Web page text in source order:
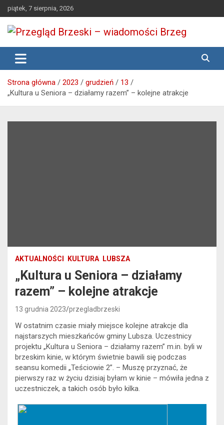
Skip
to
content
piątek, 7 sierpnia, 2026
Przegląd Brzeski – wiadomości
Brzeg
Brzeg24
Strona główna 2023 grudzień
13
„Kultura u Seniora – działamy razem” – kolejne atrakcje
AKTUALNOŚCI KULTURA LUBSZA
„Kultura u Seniora – działamy
razem” – kolejne atrakcje
13 grudnia 2023 przegladbrzeski
W ostatnim czasie miały miejsce kolejne atrakcje dla
najstarszych mieszkańców gminy Lubsza. Uczestnicy
projektu „Kultura u Seniora – działamy razem” m.in. byli w
brzeskim kinie, w którym świetnie bawili się podczas
seansu komedii „Teściowie 2”. – Muszę przyznać, że
pierwszy raz w życiu dzisiaj byłam w kinie – mówiła jedna z
uczestniczek, a takich osób było kilka.